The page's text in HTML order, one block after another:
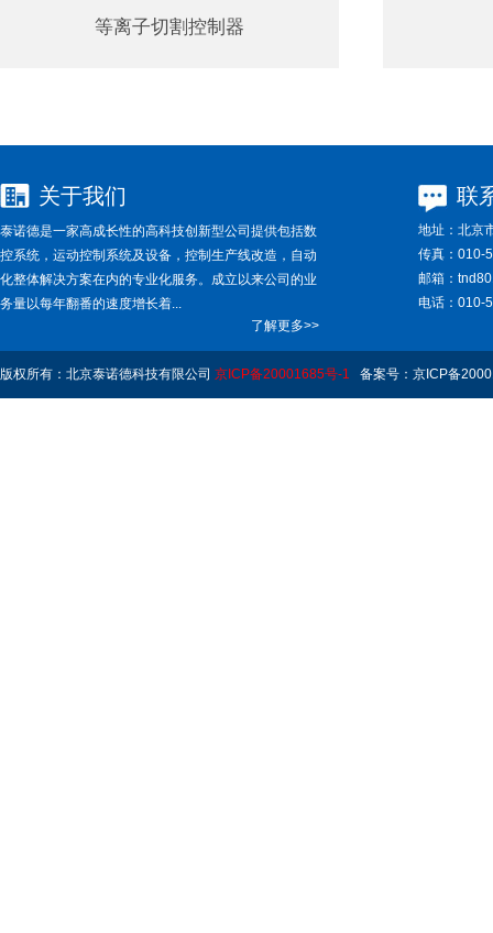
等离子切割控制器
关于我们
泰诺德是一家高成长性的高科技创新型公司提供包括数
控系统，运动控制系统及设备，控制生产线改造，自动
化整体解决方案在内的专业化服务。成立以来公司的业
务量以每年翻番的速度增长着...
了解更多>>
联
地址： 北京
传真： 010-
邮箱：
电话： 010-
版权所有：北京泰诺德科技有限公司 京ICP备20001685号-1 备案号：京ICP备